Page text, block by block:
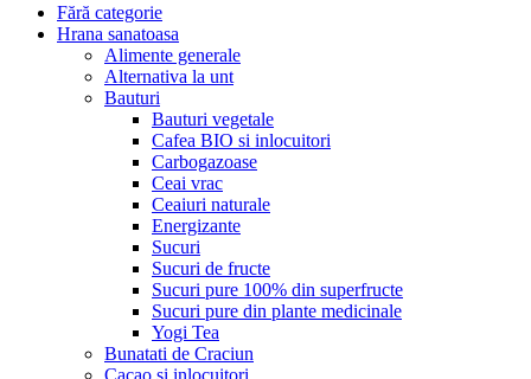
Fără categorie
Hrana sanatoasa
Alimente generale
Alternativa la unt
Bauturi
Bauturi vegetale
Cafea BIO si inlocuitori
Carbogazoase
Ceai vrac
Ceaiuri naturale
Energizante
Sucuri
Sucuri de fructe
Sucuri pure 100% din superfructe
Sucuri pure din plante medicinale
Yogi Tea
Bunatati de Craciun
Cacao si inlocuitori